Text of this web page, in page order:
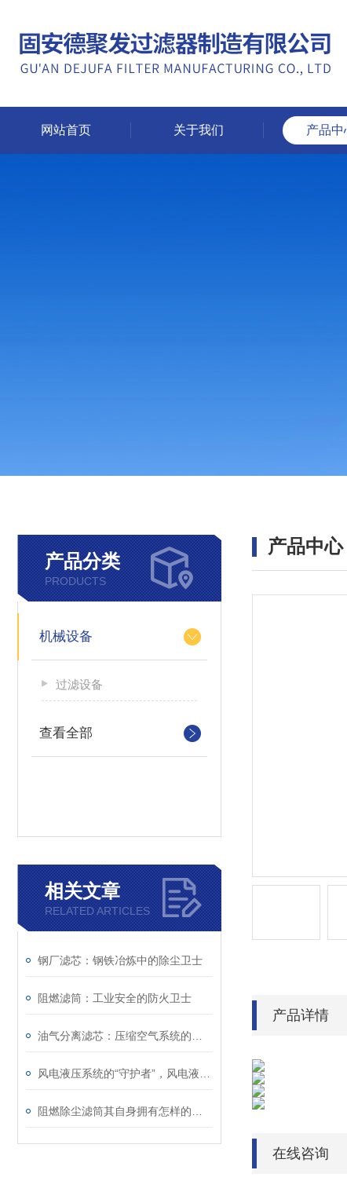
网站首页 关于我们 产品中
产品分类
PRODUCTS
机械设备
过滤设备
查看全部
相关文章
RELATED ARTICLES
钢厂滤芯：钢铁冶炼中的除尘卫士
阻燃滤筒：工业安全的防火卫士
产品中心
产品详情
在线咨询